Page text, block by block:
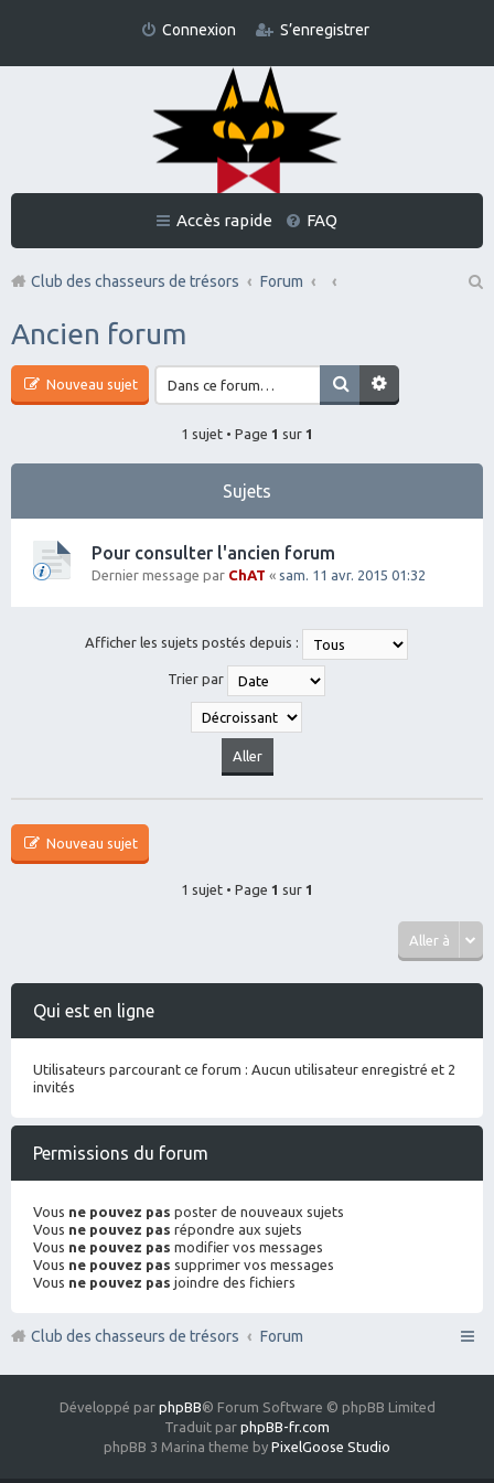
Connexion S’enregistrer
Accès rapide FAQ
Club des chasseurs de trésors
Forum
Ancien forum
Nouveau sujet
1 sujet • Page 1 sur 1
Sujets
Pour consulter l'ancien forum
Dernier message par ChAT « sam. 11 avr. 2015 01:32
Afficher les sujets postés depuis :
Trier par
Nouveau sujet
1 sujet • Page 1 sur 1
Aller à
Qui est en ligne
Utilisateurs parcourant ce forum : Aucun utilisateur enregistré et 2
invités
Permissions du forum
Vous ne pouvez pas poster de nouveaux sujets
Vous ne pouvez pas répondre aux sujets
Vous ne pouvez pas modifier vos messages
Vous ne pouvez pas supprimer vos messages
Vous ne pouvez pas joindre des fichiers
Club des chasseurs de trésors Forum
Développé par phpBB® Forum Software © phpBB Limited
Traduit par phpBB-fr.com
phpBB 3 Marina theme by PixelGoose Studio